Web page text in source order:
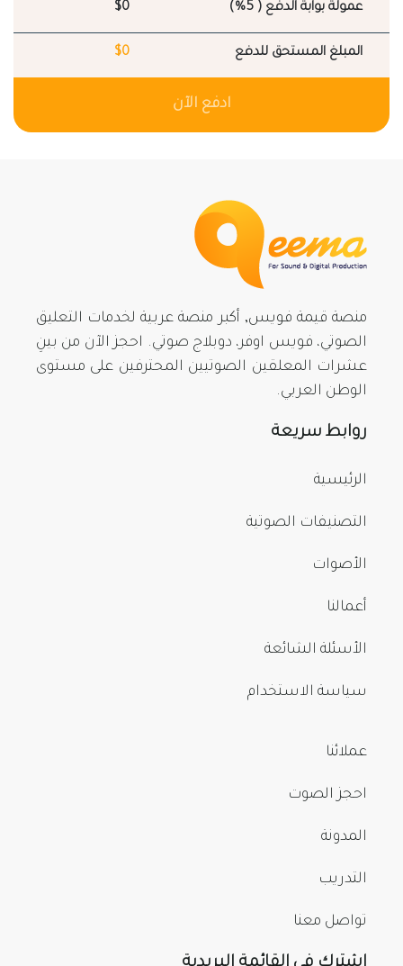
عمولة بوابة الدفع ( 5%)
$0
المبلغ المستحق للدفع $0
ادفع الآن
منصة قيمة فويس, أكبر منصة عربية لخدمات التعليق
الصوتي، فويس اوفر، دوبلاج صوتي. احجز الآن من بينِ
عشرات المعلقين الصوتيين المحترفين على مستوى
الوطن العربي.
روابط سريعة
الرئيسية
التصنيفات الصوتية
الأصوات
أعمالنا
الأسئلة الشائعة
سياسة الاستخدام
عملائنا
احجز الصوت
المدونة
التدريب
تواصل معنا